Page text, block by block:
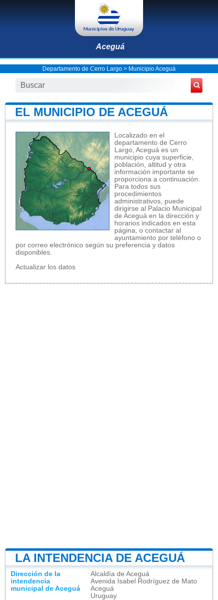
Aceguá
Departamento de Cerro Largo > Municipio Aceguá
EL MUNICIPIO DE ACEGUÁ
Localizado en el
departamento de Cerro
Largo, Aceguá es un
municipio cuya superficie,
población, altitud y otra
información importante se
proporciona a continuación.
Para todos sus
procedimientos
administrativos, puede
dirigirse al Palacio Municipal
de Aceguá en la dirección y
horarios indicados en esta
página, o contactar al
ayuntamiento por teléfono o
por correo electrónico según su preferencia y datos
disponibles.
Actualizar los datos
LA INTENDENCIA DE ACEGUÁ
Dirección de la
intendencia
municipal de Aceguá
Alcaldía de Aceguá
Avenida Isabel Rodríguez de Mato
Aceguá
Uruguay